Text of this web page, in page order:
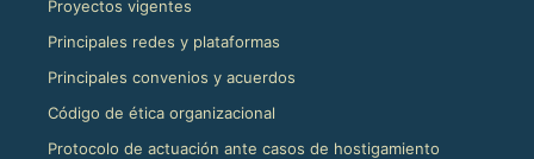
Proyectos vigentes
Principales redes y plataformas
Principales convenios y acuerdos
Código de ética organizacional
Protocolo de actuación ante casos de hostigamiento